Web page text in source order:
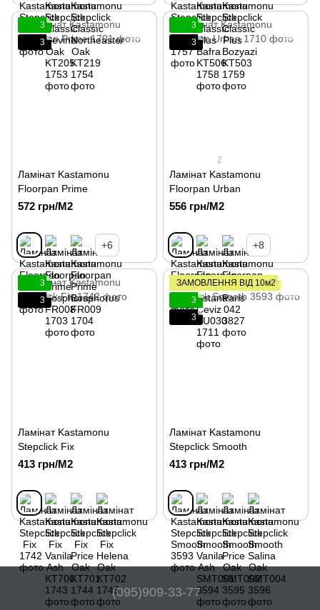
3
3
Ламінат Kastamonu
Floorpan Prime
572 грн/М2
+6
3
3
2
Ламінат Kastamonu
Floorpan Urban
556 грн/М2
+8
3
3
Ламінат Kastamonu
Stepclick Fix
413 грн/М2
ЗАМОВЛЕННЯ ВІД 10м2
3
3
Ламінат Kastamonu
Stepclick Smooth
413 грн/М2
(095)909-33-77